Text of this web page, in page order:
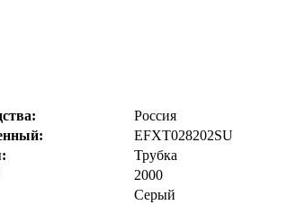
Россия
EFXT028202SU
Трубка
2000
Серый